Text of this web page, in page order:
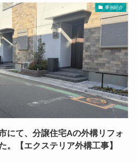
事例紹介
にて、分譲住宅Aの外構リフォ
。【エクステリア外構工事】